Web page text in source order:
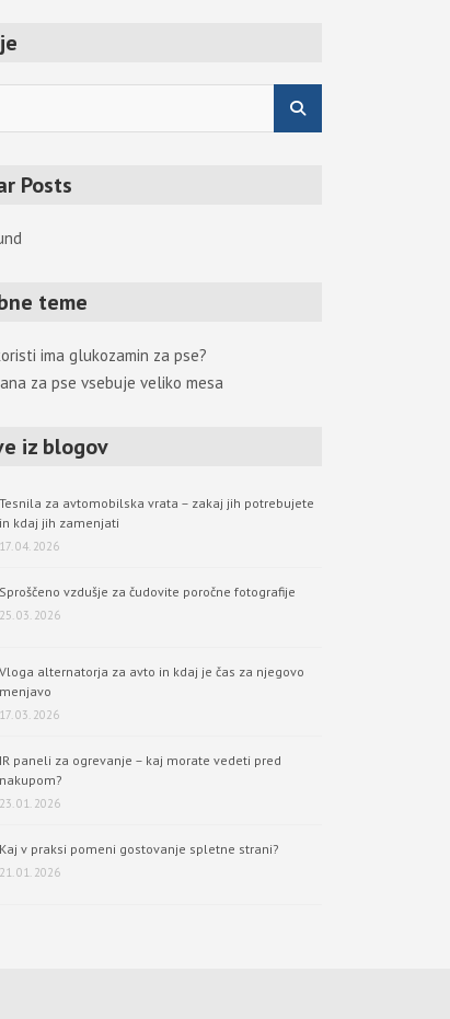
Posts
teme
ima glukozamin za pse?
za pse vsebuje veliko mesa
iz blogov
Tesnila za avtomobilska vrata – zakaj jih potrebujete
in kdaj jih zamenjati
17. 04. 2026
Sproščeno vzdušje za čudovite poročne fotografije
25. 03. 2026
Vloga alternatorja za avto in kdaj je čas za njegovo
menjavo
17. 03. 2026
IR paneli za ogrevanje – kaj morate vedeti pred
nakupom?
23. 01. 2026
Kaj v praksi pomeni gostovanje spletne strani?
21. 01. 2026